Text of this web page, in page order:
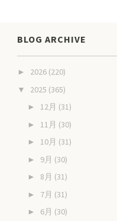
BLOG ARCHIVE
► 2026 (220)
▼ 2025 (365)
► 12月 (31)
► 11月 (30)
► 10月 (31)
► 9月 (30)
► 8月 (31)
► 7月 (31)
► 6月 (30)